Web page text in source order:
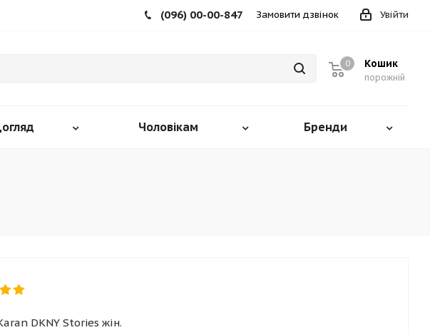
Увійти
(096) 00-00-847 Замовити дзвінок
Кошик
порожній
0
Чоловікам Бренди
DKNY Stories жін.